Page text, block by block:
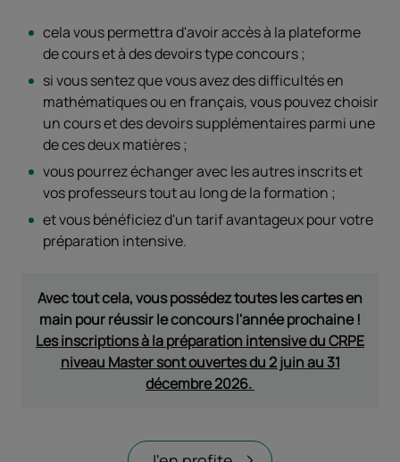
cela vous permettra d'avoir accès à la plateforme
de cours et à des devoirs type concours ;
si vous sentez que vous avez des difficultés en
mathématiques ou en français, vous pouvez choisir
un cours et des devoirs supplémentaires parmi une
de ces deux matières ;
vous pourrez échanger avec les autres inscrits et
vos professeurs tout au long de la formation ;
et vous bénéficiez d'un tarif avantageux pour votre
préparation intensive.
Avec tout cela, vous possédez toutes les cartes en
main pour réussir le concours l'année prochaine !
Les inscriptions à la préparation intensive du CRPE
niveau Master sont ouvertes du 2 juin au 31
décembre 2026.